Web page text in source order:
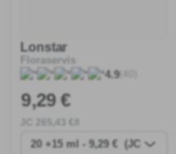
Lonstar
Floraservis
4.9(40)
9,29 €
265 ,43 €/l